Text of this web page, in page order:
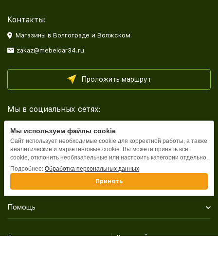
Контакты:
Магазины в Волгограде и Волжском
zakaz@mebeldar34.ru
Проложить маршрут
Мы в социальных сетях:
Каталог
Помощь
Политика персональных данных Карта сайта
Мы используем файлы cookie
Сайт использует необходимые cookie для корректной работы, а также
аналитические и маркетинговые cookie. Вы можете принять все
cookie, отклонить необязательные или настроить категории отдельно.
Подробнее: Обработка персональных данных
Принять